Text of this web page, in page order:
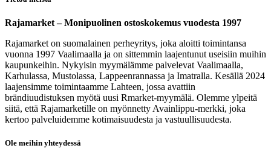
Rajamarket – Monipuolinen ostoskokemus vuodesta 1997
Rajamarket on suomalainen perheyritys, joka aloitti toimintansa
vuonna 1997 Vaalimaalla ja on sittemmin laajentunut useisiin muihin
kaupunkeihin. Nykyisin myymälämme palvelevat Vaalimaalla,
Karhulassa, Mustolassa, Lappeenrannassa ja Imatralla. Kesällä 2024
laajensimme toimintaamme Lahteen, jossa avattiin
brändiuudistuksen myötä uusi Rmarket-myymälä. Olemme ylpeitä
siitä, että Rajamarketille on myönnetty Avainlippu-merkki, joka
kertoo palveluidemme kotimaisuudesta ja vastuullisuudesta.
Ole meihin yhteydessä